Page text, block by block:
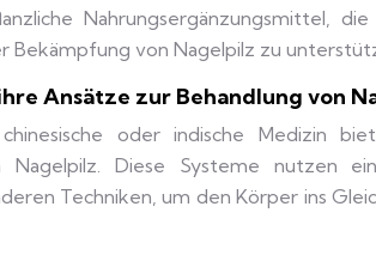
Nahrungsergänzungsmittel,
Bekämpfung von Nagelpilz zu
Ansätze zur Behandlung von
oder indische Medizin
Diese Systeme nutzen
Techniken, um den Körper ins